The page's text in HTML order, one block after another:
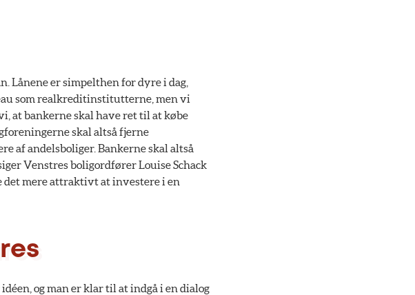
Lånene er simpelthen for dyre i dag,
som realkreditinstitutterne, men vi
at bankerne skal have ret til at købe
skal altså fjerne
af andelsboliger. Bankerne skal altså
Venstres boligordfører Louise Schack
det mere attraktivt at investere i en
og man er klar til at indgå i en dialog